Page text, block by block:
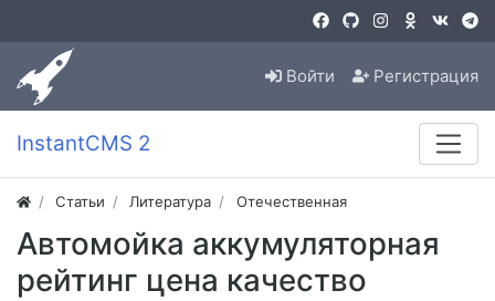
Войти Регистрация
InstantCMS 2
Статьи Литература Отечественная
Автомойка аккумуляторная
рейтинг цена качество